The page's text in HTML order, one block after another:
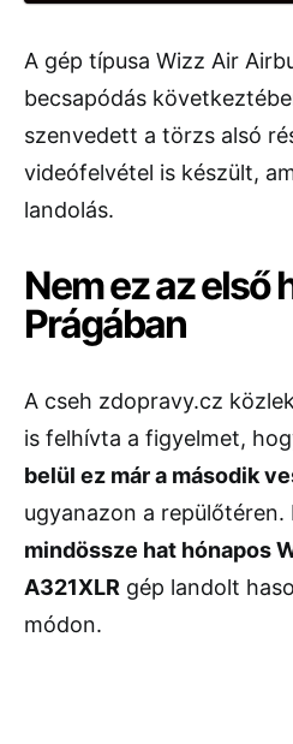
A gép típusa Wizz Air
becsapódás
szenvedett a törzs alsó
videófelvétel is készült,
landolás.
Nem ez az első
Prágában
A cseh zdopravy.cz
is felhívta a figyelmet,
belül ez már a második
ugyanazon a repülőtéren.
mindössze hat hónapos
A321XLR gép landolt
módon.